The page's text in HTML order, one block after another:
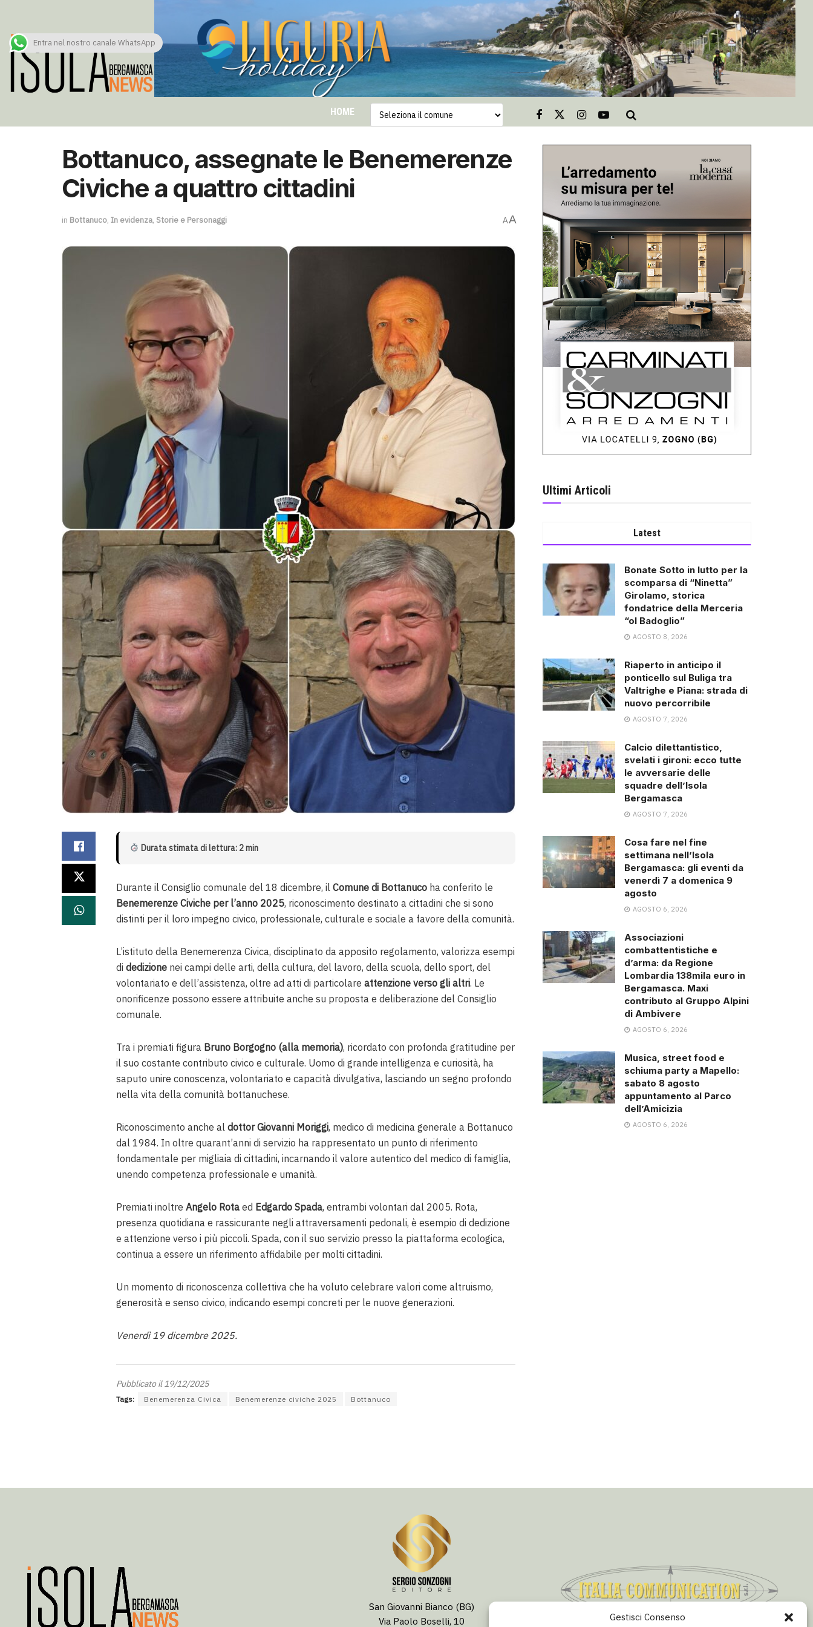
Gestisci Consenso
HOME
Bottanuco, assegnate le Benemerenze
Civiche a quattro cittadini
in Bottanuco, In evidenza, Storie e Personaggi AA
Durata stimata di lettura: 2 min
Durante il Consiglio comunale del 18 dicembre, il Comune di Bottanuco ha conferito le
Benemerenze Civiche per l’anno 2025, riconoscimento destinato a cittadini che si sono
distinti per il loro impegno civico, professionale, culturale e sociale a favore della comunità.
L’istituto della Benemerenza Civica, disciplinato da apposito regolamento, valorizza esempi
di dedizione nei campi delle arti, della cultura, del lavoro, della scuola, dello sport, del
volontariato e dell’assistenza, oltre ad atti di particolare attenzione verso gli altri. Le
onorificenze possono essere attribuite anche su proposta e deliberazione del Consiglio
comunale.
Tra i premiati figura Bruno Borgogno (alla memoria), ricordato con profonda gratitudine per
il suo costante contributo civico e culturale. Uomo di grande intelligenza e curiosità, ha
saputo unire conoscenza, volontariato e capacità divulgativa, lasciando un segno profondo
nella vita della comunità bottanuchese.
Riconoscimento anche al dottor Giovanni Moriggi, medico di medicina generale a Bottanuco
dal 1984. In oltre quarant’anni di servizio ha rappresentato un punto di riferimento
fondamentale per migliaia di cittadini, incarnando il valore autentico del medico di famiglia,
unendo competenza professionale e umanità.
Premiati inoltre Angelo Rota ed Edgardo Spada, entrambi volontari dal 2005. Rota,
presenza quotidiana e rassicurante negli attraversamenti pedonali, è esempio di dedizione
e attenzione verso i più piccoli. Spada, con il suo servizio presso la piattaforma ecologica,
continua a essere un riferimento affidabile per molti cittadini.
Un momento di riconoscenza collettiva che ha voluto celebrare valori come altruismo,
generosità e senso civico, indicando esempi concreti per le nuove generazioni.
Venerdì 19 dicembre 2025.
Pubblicato il 19/12/2025
Tags: Benemerenza Civica Benemerenze civiche 2025 Bottanuco
Ultimi Articoli
Latest
Bonate Sotto in lutto per la
scomparsa di “Ninetta”
Girolamo, storica
fondatrice della Merceria
“ol Badoglio”
AGOSTO 8, 2026
Riaperto in anticipo il
ponticello sul Buliga tra
Valtrighe e Piana: strada di
nuovo percorribile
AGOSTO 7, 2026
Calcio dilettantistico,
svelati i gironi: ecco tutte
le avversarie delle
squadre dell’Isola
Bergamasca
AGOSTO 7, 2026
Cosa fare nel fine
settimana nell’Isola
Bergamasca: gli eventi da
venerdì 7 a domenica 9
agosto
AGOSTO 6, 2026
Associazioni
combattentistiche e
d’arma: da Regione
Lombardia 138mila euro in
Bergamasca. Maxi
contributo al Gruppo Alpini
di Ambivere
AGOSTO 6, 2026
Musica, street food e
schiuma party a Mapello:
sabato 8 agosto
appuntamento al Parco
dell’Amicizia
AGOSTO 6, 2026
Entra nel nostro canale WhatsApp
San Giovanni Bianco (BG)
Via Paolo Boselli, 10